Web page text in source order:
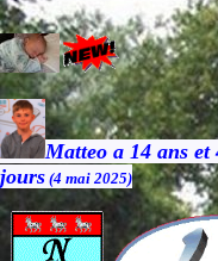
Matteo a 14 ans
jours (4 mai 2025)